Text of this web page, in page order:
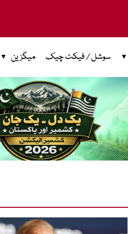
سوشل / فیکٹ چیک میگزین